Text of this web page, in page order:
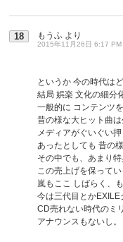
18 もうふ より
2015年11月26日 6:17 PM
というか 今の時代は
結局 娯楽 文化の細分
一般的に コンテンツ
昔の様な大ヒット曲は
メディアがぐいぐい
あったとしても 昔の
その中でも、あまり
この売上げを保ってい
嵐もここ しばらく、
今は三代目とかEXILE
CD売れない時代のミ
アナウンスもないし。